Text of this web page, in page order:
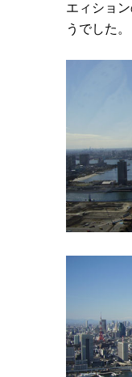
エィショ
うでした。